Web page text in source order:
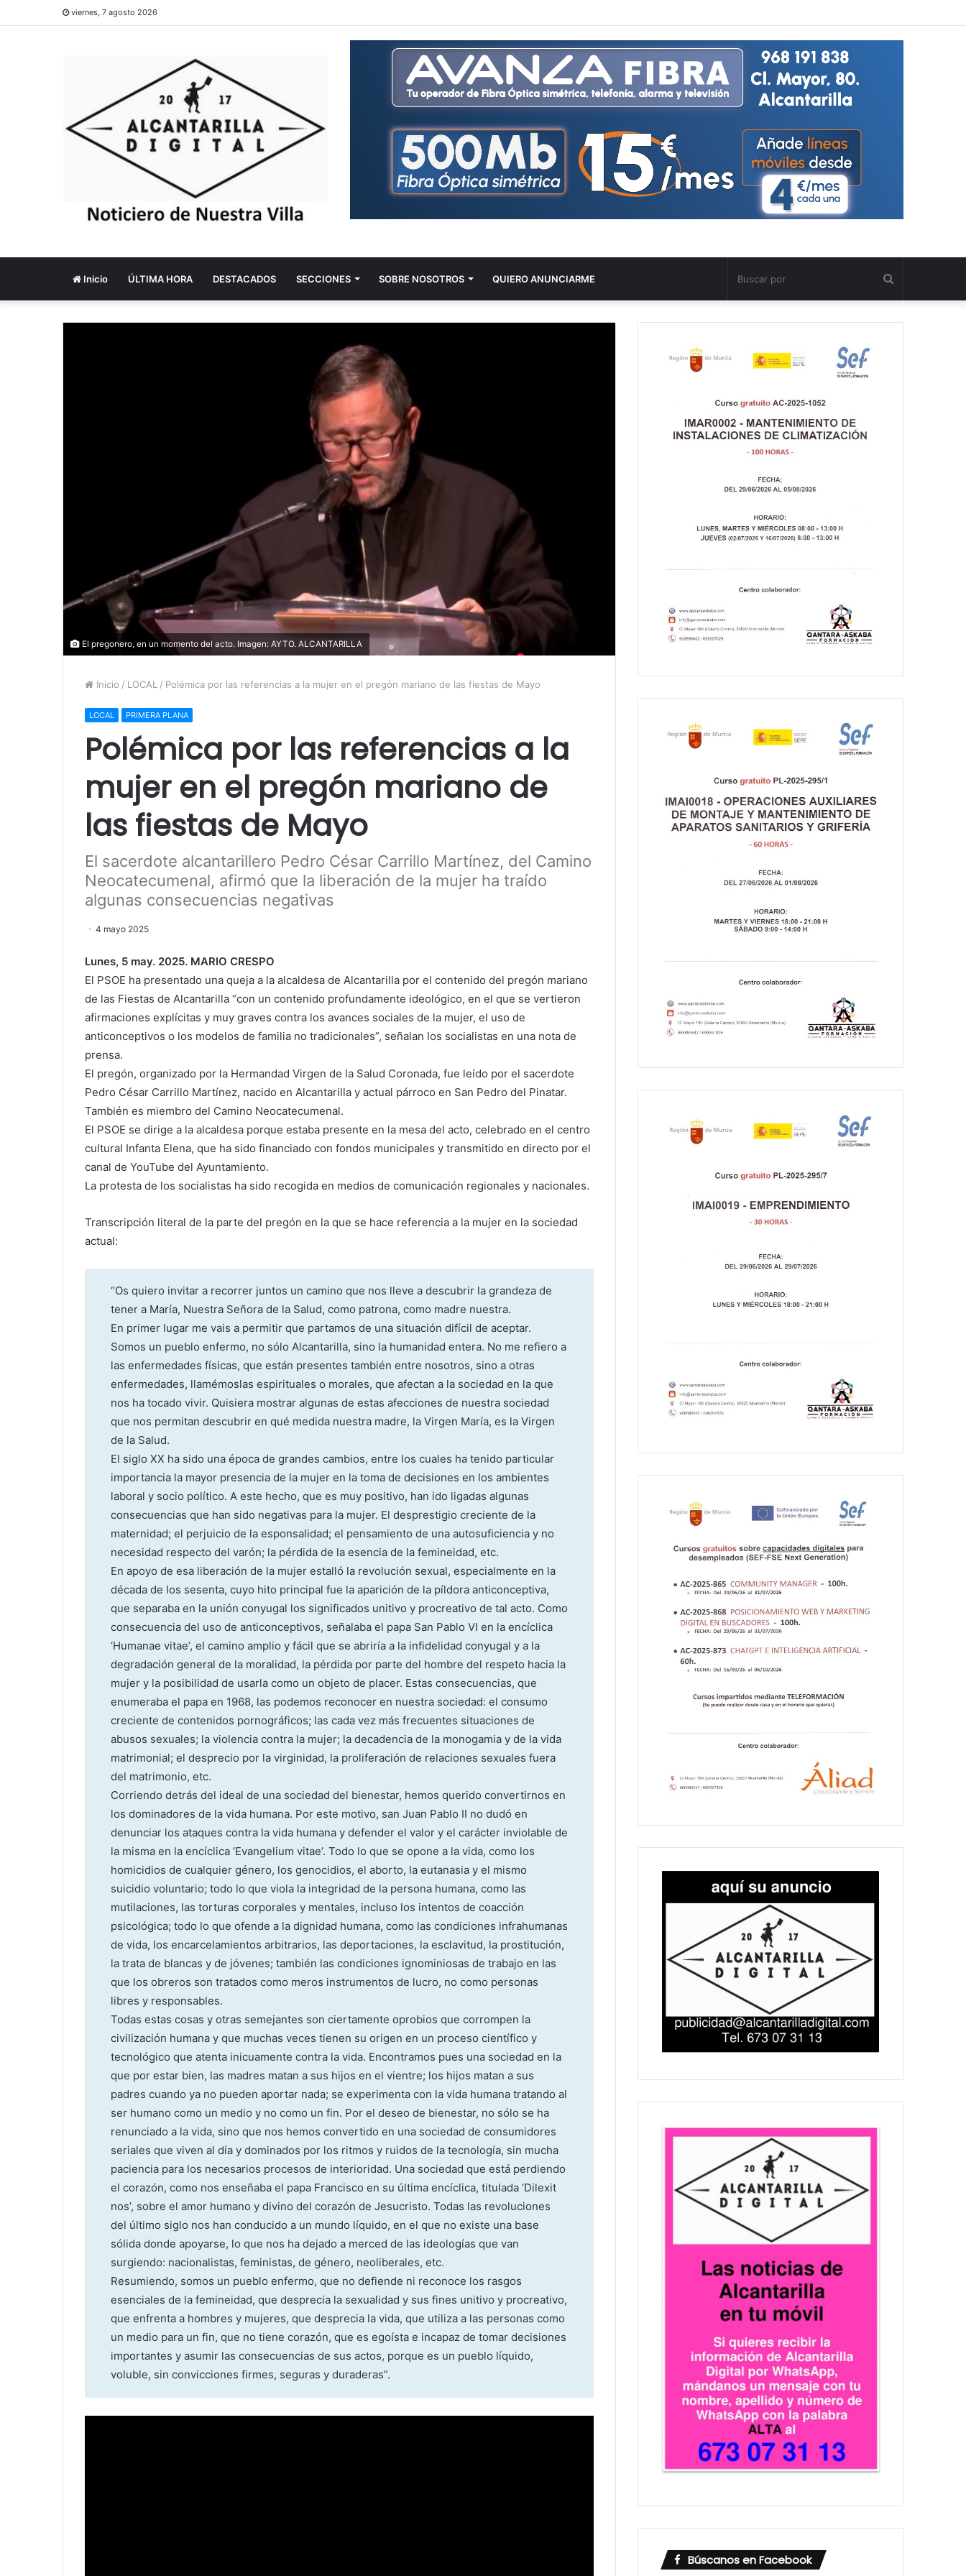
viernes, 7 agosto 2026
Inicio ÚLTIMA HORA DESTACADOS SECCIONES SOBRE NOSOTROS QUIERO ANUNCIARME
por
El pregonero, en un momento del acto. Imagen: AYTO. ALCANTARILLA
Inicio / LOCAL / Polémica por las referencias a la mujer en el pregón mariano de las fiestas de Mayo
LOCAL PRIMERA PLANA
Polémica por las referencias a la
mujer en el pregón mariano de
las fiestas de Mayo
El sacerdote alcantarillero Pedro César Carrillo Martínez, del Camino
Neocatecumenal, afirmó que la liberación de la mujer ha traído
algunas consecuencias negativas
4 mayo 2025
Lunes, 5 may. 2025. MARIO CRESPO
El PSOE ha presentado una queja a la alcaldesa de Alcantarilla por el contenido del pregón mariano
de las Fiestas de Alcantarilla “con un contenido profundamente ideológico, en el que se vertieron
afirmaciones explícitas y muy graves contra los avances sociales de la mujer, el uso de
anticonceptivos o los modelos de familia no tradicionales”, señalan los socialistas en una nota de
prensa.
El pregón, organizado por la Hermandad Virgen de la Salud Coronada, fue leído por el sacerdote
Pedro César Carrillo Martínez, nacido en Alcantarilla y actual párroco en San Pedro del Pinatar.
También es miembro del Camino Neocatecumenal.
El PSOE se dirige a la alcaldesa porque estaba presente en la mesa del acto, celebrado en el centro
cultural Infanta Elena, que ha sido financiado con fondos municipales y transmitido en directo por el
canal de YouTube del Ayuntamiento.
La protesta de los socialistas ha sido recogida en medios de comunicación regionales y nacionales.
Transcripción literal de la parte del pregón en la que se hace referencia a la mujer en la sociedad
actual:
“Os quiero invitar a recorrer juntos un camino que nos lleve a descubrir la grandeza de
tener a María, Nuestra Señora de la Salud, como patrona, como madre nuestra.
En primer lugar me vais a permitir que partamos de una situación difícil de aceptar.
Somos un pueblo enfermo, no sólo Alcantarilla, sino la humanidad entera. No me refiero a
las enfermedades físicas, que están presentes también entre nosotros, sino a otras
enfermedades, llamémoslas espirituales o morales, que afectan a la sociedad en la que
nos ha tocado vivir. Quisiera mostrar algunas de estas afecciones de nuestra sociedad
que nos permitan descubrir en qué medida nuestra madre, la Virgen María, es la Virgen
de la Salud.
El siglo XX ha sido una época de grandes cambios, entre los cuales ha tenido particular
importancia la mayor presencia de la mujer en la toma de decisiones en los ambientes
laboral y socio político. A este hecho, que es muy positivo, han ido ligadas algunas
consecuencias que han sido negativas para la mujer. El desprestigio creciente de la
maternidad; el perjuicio de la esponsalidad; el pensamiento de una autosuficiencia y no
necesidad respecto del varón; la pérdida de la esencia de la femineidad, etc.
En apoyo de esa liberación de la mujer estalló la revolución sexual, especialmente en la
década de los sesenta, cuyo hito principal fue la aparición de la píldora anticonceptiva,
que separaba en la unión conyugal los significados unitivo y procreativo de tal acto. Como
consecuencia del uso de anticonceptivos, señalaba el papa San Pablo VI en la encíclica
‘Humanae vitae’, el camino amplio y fácil que se abriría a la infidelidad conyugal y a la
degradación general de la moralidad, la pérdida por parte del hombre del respeto hacia la
mujer y la posibilidad de usarla como un objeto de placer. Estas consecuencias, que
enumeraba el papa en 1968, las podemos reconocer en nuestra sociedad: el consumo
creciente de contenidos pornográficos; las cada vez más frecuentes situaciones de
abusos sexuales; la violencia contra la mujer; la decadencia de la monogamia y de la vida
matrimonial; el desprecio por la virginidad, la proliferación de relaciones sexuales fuera
del matrimonio, etc.
Corriendo detrás del ideal de una sociedad del bienestar, hemos querido convertirnos en
los dominadores de la vida humana. Por este motivo, san Juan Pablo II no dudó en
denunciar los ataques contra la vida humana y defender el valor y el carácter inviolable de
la misma en la encíclica ‘Evangelium vitae’. Todo lo que se opone a la vida, como los
homicidios de cualquier género, los genocidios, el aborto, la eutanasia y el mismo
suicidio voluntario; todo lo que viola la integridad de la persona humana, como las
mutilaciones, las torturas corporales y mentales, incluso los intentos de coacción
psicológica; todo lo que ofende a la dignidad humana, como las condiciones infrahumanas
de vida, los encarcelamientos arbitrarios, las deportaciones, la esclavitud, la prostitución,
la trata de blancas y de jóvenes; también las condiciones ignominiosas de trabajo en las
que los obreros son tratados como meros instrumentos de lucro, no como personas
libres y responsables.
Todas estas cosas y otras semejantes son ciertamente oprobios que corrompen la
civilización humana y que muchas veces tienen su origen en un proceso científico y
tecnológico que atenta inicuamente contra la vida. Encontramos pues una sociedad en la
que por estar bien, las madres matan a sus hijos en el vientre; los hijos matan a sus
padres cuando ya no pueden aportar nada; se experimenta con la vida humana tratando al
ser humano como un medio y no como un fin. Por el deseo de bienestar, no sólo se ha
renunciado a la vida, sino que nos hemos convertido en una sociedad de consumidores
seriales que viven al día y dominados por los ritmos y ruidos de la tecnología, sin mucha
paciencia para los necesarios procesos de interioridad. Una sociedad que está perdiendo
el corazón, como nos enseñaba el papa Francisco en su última encíclica, titulada ‘Dilexit
nos’, sobre el amor humano y divino del corazón de Jesucristo. Todas las revoluciones
del último siglo nos han conducido a un mundo líquido, en el que no existe una base
sólida donde apoyarse, lo que nos ha dejado a merced de las ideologías que van
surgiendo: nacionalistas, feministas, de género, neoliberales, etc.
Resumiendo, somos un pueblo enfermo, que no defiende ni reconoce los rasgos
esenciales de la femineidad, que desprecia la sexualidad y sus fines unitivo y procreativo,
que enfrenta a hombres y mujeres, que desprecia la vida, que utiliza a las personas como
un medio para un fin, que no tiene corazón, que es egoísta e incapaz de tomar decisiones
importantes y asumir las consecuencias de sus actos, porque es un pueblo líquido,
voluble, sin convicciones firmes, seguras y duraderas”.
Búscanos en Facebook